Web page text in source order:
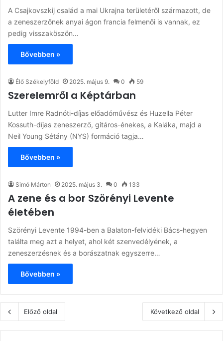
A Csajkovszkij család a mai Ukrajna területéről származott, de
a zeneszerzőnek anyai ágon francia felmenői is vannak, ez
pedig visszaköszön…
Bővebben »
Élő Székelyföld 2025. május 9. 0 59
Szerelemről a Képtárban
Lutter Imre Radnóti-díjas előadóművész és Huzella Péter
Kossuth-díjas zeneszerző, gitáros-énekes, a Kaláka, majd a
Neil Young Sétány (NYS) formáció tagja…
Bővebben »
Simó Márton 2025. május 3. 0 133
A zene és a bor Szörényi Levente
életében
Szörényi Levente 1994-ben a Balaton-felvidéki Bács-hegyen
találta meg azt a helyet, ahol két szenvedélyének, a
zeneszerzésnek és a borászatnak egyszerre…
Bővebben »
Előző oldal Következő oldal